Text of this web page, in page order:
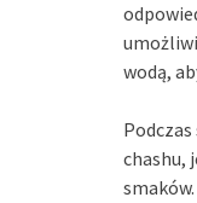
wodą,
chashu,